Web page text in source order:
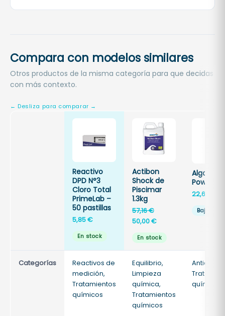
Compara con modelos similares
Otros productos de la misma categoría para que decidas
con más contexto.
Reactivo
DPD N°3
Cloro Total
PrimeLab –
50 pastillas
5,85€
En stock
Actibon
Shock de
Piscimar
1.3kg
57,16€El
precio
original
era:
57,16 €.
50,00€El
precio
actual
es:
50,00 €.
En stock
Algastop
Power
22,60
Bajo
Categorías
Reactivos de
medición,
Tratamientos
químicos
Equilibrio,
Limpieza
química,
Tratamientos
químicos
Antialgas,
químicos